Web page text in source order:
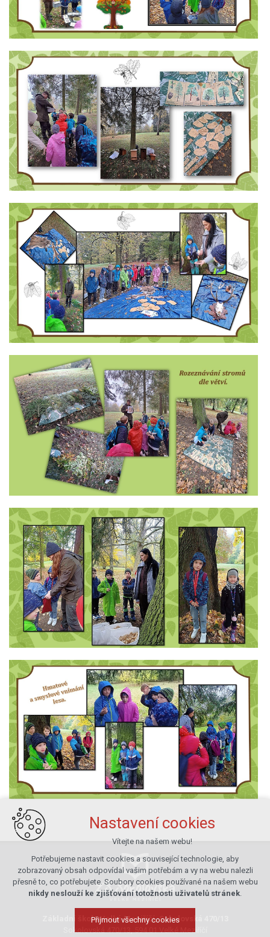
Základní škola Velké Meziříčí, Sokolovská 470/13
Sokolovská 470/13, 594 01 Velké Meziříčí
Nastavení cookies
Vítejte na našem webu!
Potřebujeme nastavit cookies a související technologie, aby
zobrazovaný obsah odpovídal vašim potřebám a vy na webu nalezli
přesně to, co potřebujete. Soubory cookies používané na našem webu
nikdy neslouží ke zjišťování totožnosti uživatelů stránek.
Přijmout všechny cookies